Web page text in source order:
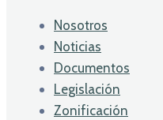
Nosotros
Noticias
Documentos
Legislación
Zonificación